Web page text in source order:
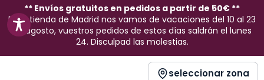
contenido
** Envíos gratuitos en pedidos a partir de 50€ **
En la tienda de Madrid nos vamos de vacaciones del 10 al 23
de agosto, vuestros pedidos de estos días saldrán el lunes
24. Disculpad las molestias.
seleccionar zona